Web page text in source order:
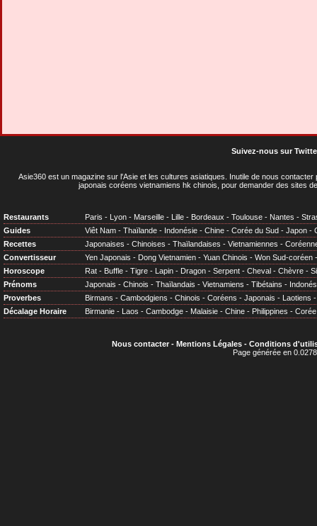
Suivez-nous sur
Asie360 est un magazine sur l'Asie et les cultures asiatiques . Inutile de nous
japonais coréens vietnamiens hk chinois, pour demander des sites
Restaurants Paris - Lyon - Marseille - Lille - Bordeaux - Toulouse - Nantes -
Guides
Viêt Nam - Thaïlande - Indonésie - Chine - Corée du Sud - Japon -
Recettes
Japonaises - Chinoises - Thaïlandaises - Vietnamiennes -
Convertisseur
Yen Japonais - Dong Vietnamien - Yuan Chinois - Won Sud-coréen
Horoscope
Rat - Buffle - Tigre - Lapin - Dragon - Serpent - Cheval - Chèvre -
Prénoms
Japonais - Chinois - Thaïlandais - Vietnamiens - Tibétains -
Proverbes
Birmans - Cambodgiens - Chinois - Coréens - Japonais - Laotiens
Décalage Horaire
Birmanie - Laos - Cambodge - Malaisie - Chine - Philippines - Corée
Nous contacter- Mentions Légales- Conditions
Page générée en